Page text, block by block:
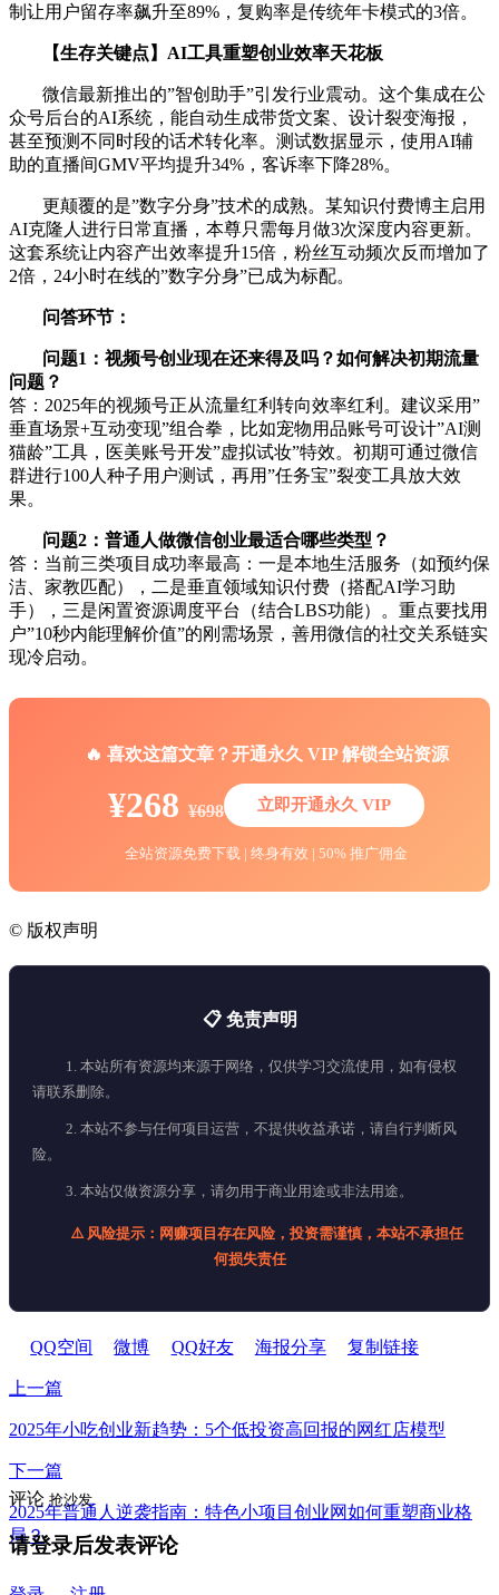
制让用户留存率飙升至89%，复购率是传统年卡模式的3倍。
【生存关键点】AI工具重塑创业效率天花板
微信最新推出的”智创助手”引发行业震动。这个集成在公
众号后台的AI系统，能自动生成带货文案、设计裂变海报，
甚至预测不同时段的话术转化率。测试数据显示，使用AI辅
助的直播间GMV平均提升34%，客诉率下降28%。
更颠覆的是”数字分身”技术的成熟。某知识付费博主启用
AI克隆人进行日常直播，本尊只需每月做3次深度内容更新。
这套系统让内容产出效率提升15倍，粉丝互动频次反而增加了
2倍，24小时在线的”数字分身”已成为标配。
问答环节：
问题1：视频号创业现在还来得及吗？如何解决初期流量
问题？
答：2025年的视频号正从流量红利转向效率红利。建议采用”
垂直场景+互动变现”组合拳，比如宠物用品账号可设计”AI测
猫龄”工具，医美账号开发”虚拟试妆”特效。初期可通过微信
群进行100人种子用户测试，再用”任务宝”裂变工具放大效
果。
问题2：普通人做微信创业最适合哪些类型？
答：当前三类项目成功率最高：一是本地生活服务（如预约保
洁、家教匹配），二是垂直领域知识付费（搭配AI学习助
手），三是闲置资源调度平台（结合LBS功能）。重点要找用
户”10秒内能理解价值”的刚需场景，善用微信的社交关系链实
现冷启动。
🔥 喜欢这篇文章？开通永久 VIP 解锁全站资源
¥268 ¥698 立即开通永久 VIP
全站资源免费下载 | 终身有效 | 50% 推广佣金
© 版权声明
📋 免责声明
1. 本站所有资源均来源于网络，仅供学习交流使用，如有侵权
请联系删除。
2. 本站不参与任何项目运营，不提供收益承诺，请自行判断风
险。
3. 本站仅做资源分享，请勿用于商业用途或非法用途。
⚠️ 风险提示：网赚项目存在风险，投资需谨慎，本站不承担任
何损失责任
QQ空间 微博 QQ好友 海报分享 复制链接
上一篇
2025年小吃创业新趋势：5个低投资高回报的网红店模型
下一篇
2025年普通人逆袭指南：特色小项目创业网如何重塑商业格
局？
评论 抢沙发
请登录后发表评论